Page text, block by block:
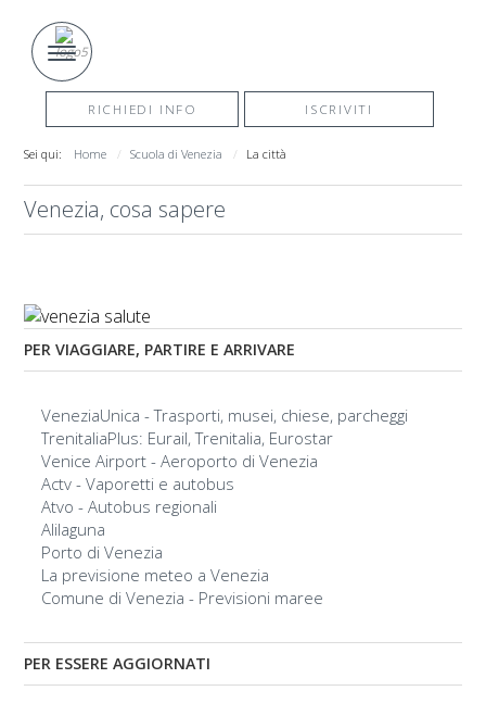
RICHIEDI INFO ISCRIVITI
Sei qui: Home Scuola di Venezia La città
Venezia, cosa sapere
PER VIAGGIARE, PARTIRE E ARRIVARE
VeneziaUnica - Trasporti, musei, chiese, parcheggi
TrenitaliaPlus: Eurail, Trenitalia, Eurostar
Venice Airport - Aeroporto di Venezia
Actv - Vaporetti e autobus
Atvo - Autobus regionali
Alilaguna
Porto di Venezia
La previsione meteo a Venezia
Comune di Venezia - Previsioni maree
PER ESSERE AGGIORNATI